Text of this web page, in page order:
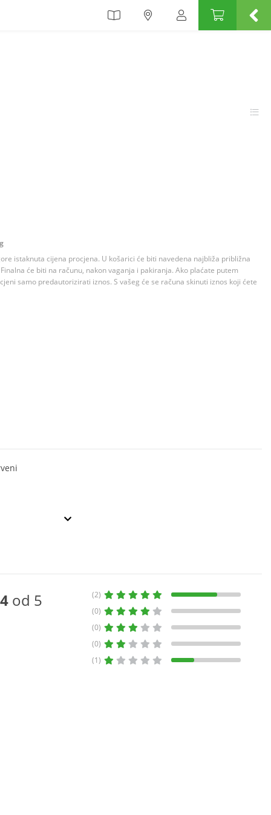
istaknuta cijena procjena. U košarici će biti navedena najbliža približna
će biti na računu, nakon vaganja i pakiranja. Ako plaćate putem
samo predautorizirati iznos. S vašeg će se računa skinuti iznos koji ćete
4 od 5
(2)
(0)
(0)
(0)
(1)